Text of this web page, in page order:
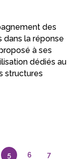
des
dans la réponse
à ses
dédiés au
structures
5 6 7